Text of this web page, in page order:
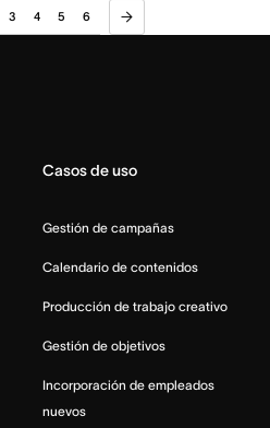
3 4 5 6
Casos de uso
Gestión de campañas
Calendario de contenidos
Producción de trabajo creativo
Gestión de objetivos
Incorporación de empleados
nuevos